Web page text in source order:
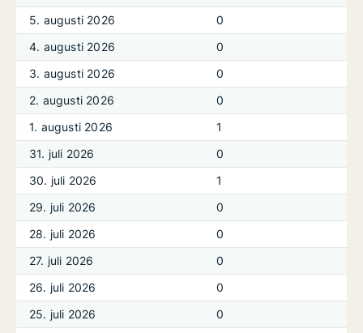
5. augusti 2026
0
4. augusti 2026
0
3. augusti 2026
0
2. augusti 2026
0
1. augusti 2026
1
31. juli 2026
0
30. juli 2026
1
29. juli 2026
0
28. juli 2026
0
27. juli 2026
0
26. juli 2026
0
25. juli 2026
0